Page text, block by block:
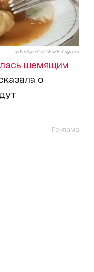
solomiyavitvitska/Instagram
щемящим
о
Реклама